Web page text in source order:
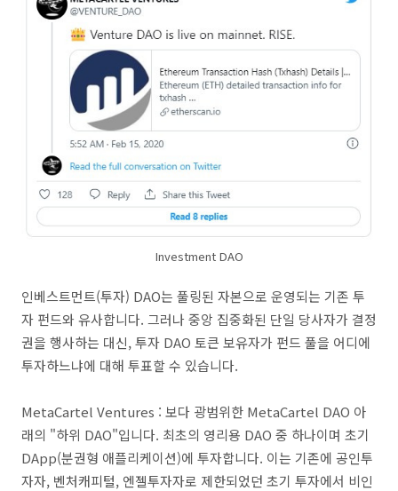
Investment DAO
인베스트먼트(투자) DAO는 풀링된 자본으로 운영되는 기존 투
자 펀드와 유사합니다. 그러나 중앙 집중화된 단일 당사자가 결정
권을 행사하는 대신, 투자 DAO 토큰 보유자가 펀드 풀을 어디에
투자하느냐에 대해 투표할 수 있습니다.
MetaCartel Ventures : 보다 광범위한 MetaCartel DAO 아
래의 "하위 DAO"입니다. 최초의 영리용 DAO 중 하나이며 초기
DApp(분권형 애플리케이션)에 투자합니다. 이는 기존에 공인투
자자, 벤처캐피털, 엔젤투자자로 제한되었던 초기 투자에서 비인